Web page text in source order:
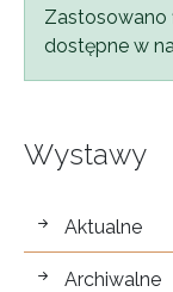
Komunikat
Zastosowano
dostępne w
Wystawy
wystawy
Aktualne
Archiwalne